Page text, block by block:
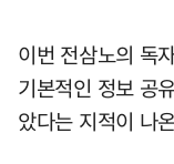
이번 전삼노의 독
기본적인 정보 공
았다는 지적이 나